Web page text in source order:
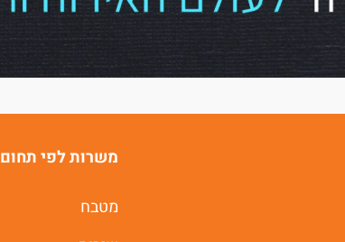
משרות לפי תחום
מטבח
של ג'וב רסט.